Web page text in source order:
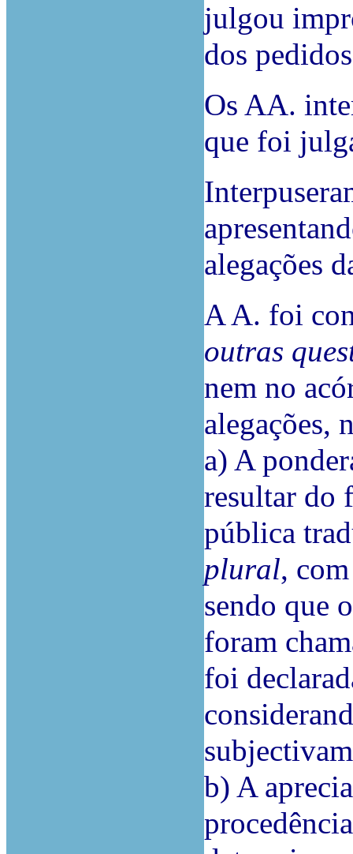
julgou
dos
Os AA.
que foi
alegações
A A. foi
outras
nem no
alegações,
a) A
resultar do
pública
plural,
sendo que
foram
foi
b) A